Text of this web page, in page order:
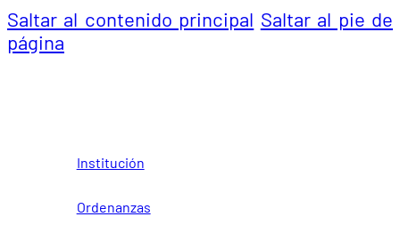
Saltar al contenido principal Saltar al pie de
página
Institución
Ordenanzas